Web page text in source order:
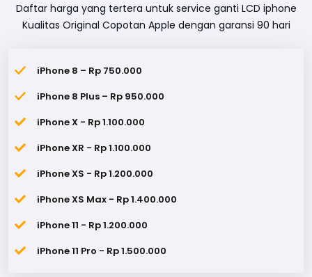
Daftar harga yang tertera untuk service ganti LCD iphone
Kualitas Original Copotan Apple dengan garansi 90 hari
iPhone 8 – Rp 750.000
iPhone 8 Plus – Rp 950.000
iPhone X - Rp 1.100.000
iPhone XR - Rp 1.100.000
iPhone XS - Rp 1.200.000
iPhone XS Max - Rp 1.400.000
iPhone 11 - Rp 1.200.000
iPhone 11 Pro - Rp 1.500.000